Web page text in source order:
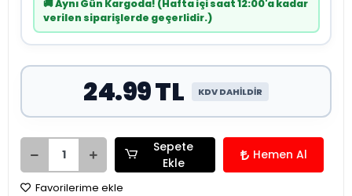
🚚 Aynı Gün Kargoda! (Hafta içi saat 12:00'a kadar
verilen siparişlerde geçerlidir.)
24.99 TL KDV DAHİLDİR
Sepete
Ekle
Hemen Al
Favorilerime ekle